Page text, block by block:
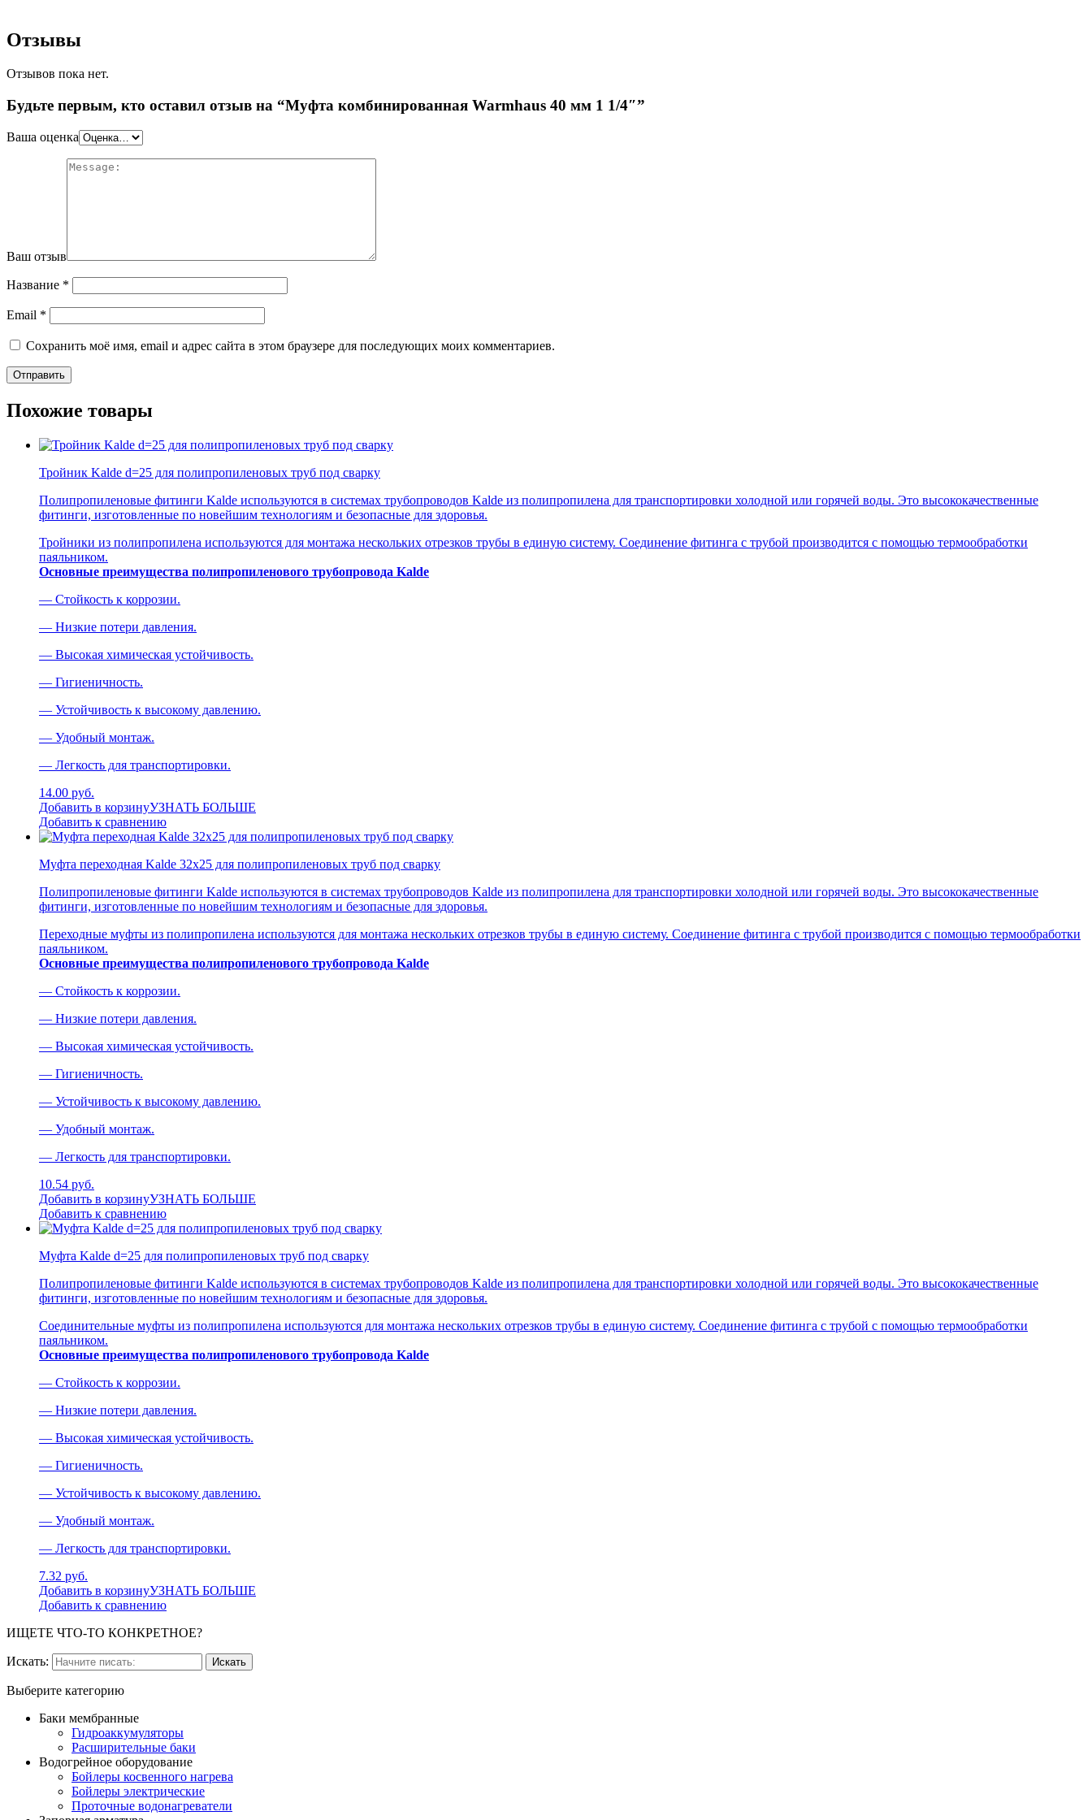
Отзывы
Отзывов пока нет.
Будьте первым, кто оставил отзыв на “Муфта комбинированная Warmhaus 40 мм 1 1/4″”
Ваша оценка
Ваш отзыв
Название *
Email *
Сохранить моё имя, email и адрес сайта в этом браузере для последующих моих комментариев.
Похожие товары
Тройник Kalde d=25 для полипропиленовых труб под сварку
Полипропиленовые фитинги Kalde используются в системах трубопроводов Kalde из полипропилена для транспортировки холодной или горячей воды. Это высококачественные
фитинги, изготовленные по новейшим технологиям и безопасные для здоровья.
Тройники из полипропилена используются для монтажа нескольких отрезков трубы в единую систему. Соединение фитинга с трубой производится с помощью термообработки
паяльником.
Основные преимущества полипропиленового трубопровода Kalde
— Стойкость к коррозии.
— Низкие потери давления.
— Высокая химическая устойчивость.
— Гигиеничность.
— Устойчивость к высокому давлению.
— Удобный монтаж.
— Легкость для транспортировки.
14.00 руб.
Добавить в корзинуУЗНАТЬ БОЛЬШЕ
Добавить к сравнению
Муфта переходная Kalde 32х25 для полипропиленовых труб под сварку
Полипропиленовые фитинги Kalde используются в системах трубопроводов Kalde из полипропилена для транспортировки холодной или горячей воды. Это высококачественные
фитинги, изготовленные по новейшим технологиям и безопасные для здоровья.
Переходные муфты из полипропилена используются для монтажа нескольких отрезков трубы в единую систему. Соединение фитинга с трубой производится с помощью термообработки
паяльником.
Основные преимущества полипропиленового трубопровода Kalde
— Стойкость к коррозии.
— Низкие потери давления.
— Высокая химическая устойчивость.
— Гигиеничность.
— Устойчивость к высокому давлению.
— Удобный монтаж.
— Легкость для транспортировки.
10.54 руб.
Добавить в корзинуУЗНАТЬ БОЛЬШЕ
Добавить к сравнению
Муфта Kalde d=25 для полипропиленовых труб под сварку
Полипропиленовые фитинги Kalde используются в системах трубопроводов Kalde из полипропилена для транспортировки холодной или горячей воды. Это высококачественные
фитинги, изготовленные по новейшим технологиям и безопасные для здоровья.
Соединительные муфты из полипропилена используются для монтажа нескольких отрезков трубы в единую систему. Соединение фитинга с трубой с помощью термообработки
паяльником.
Основные преимущества полипропиленового трубопровода Kalde
— Стойкость к коррозии.
— Низкие потери давления.
— Высокая химическая устойчивость.
— Гигиеничность.
— Устойчивость к высокому давлению.
— Удобный монтаж.
— Легкость для транспортировки.
7.32 руб.
Добавить в корзинуУЗНАТЬ БОЛЬШЕ
Добавить к сравнению
ИЩЕТЕ ЧТО-ТО КОНКРЕТНОЕ?
Искать:
Выберите категорию
Баки мембранные
Гидроаккумуляторы
Расширительные баки
Водогрейное оборудование
Бойлеры косвенного нагрева
Бойлеры электрические
Проточные водонагреватели